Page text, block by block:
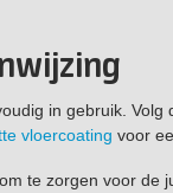
in gebruik.
vloercoating voor
te zorgen voor de